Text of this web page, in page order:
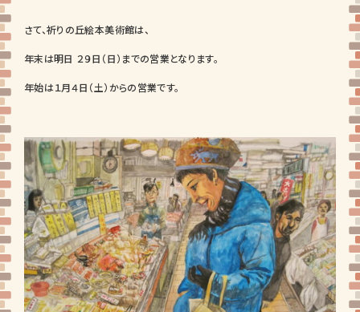
さて、祈りの丘絵本美術館は、
年末は明日 ２９日（日）までの営業となります。
年始は１月４日（土）からの営業です。